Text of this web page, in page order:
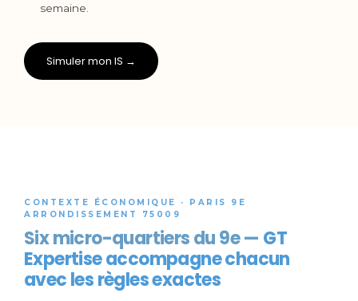
semaine.
Simuler mon IS →
CONTEXTE ÉCONOMIQUE · PARIS 9E
ARRONDISSEMENT 75009
Six micro-quartiers du 9e — GT
Expertise accompagne chacun
avec les règles exactes